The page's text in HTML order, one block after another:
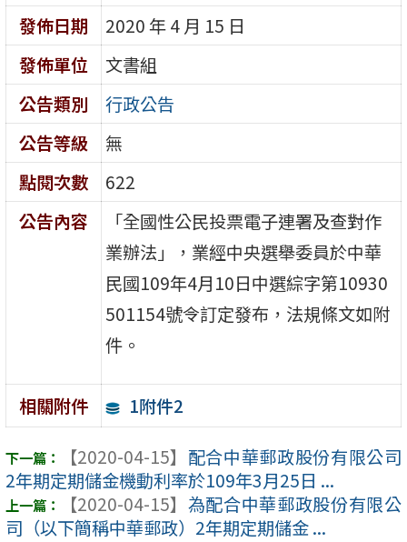
發佈日期
2020 年 4 月 15 日
發佈單位
文書組
公告類別
行政公告
公告等級
無
點閱次數
622
公告內容
「全國性公民投票電子連署及查對作
業辦法」，業經中央選舉委員於中華
民國109年4月10日中選綜字第10930
501154號令訂定發布，法規條文如附
件。
相關附件 1附件2
【2020-04-15】 配合中華郵政股份有限公司
2年期定期儲金機動利率於109年3月25日 ...
【2020-04-15】 為配合中華郵政股份有限公
司（以下簡稱中華郵政）2年期定期儲金 ...